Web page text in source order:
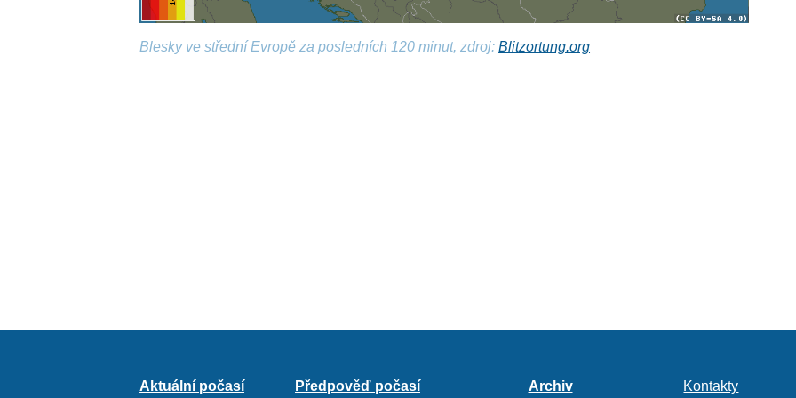
Blesky ve střední Evropě za posledních 120 minut, zdroj:Blitzortung.org
Aktuální počasí Předpověď počasí Archiv Kontakty